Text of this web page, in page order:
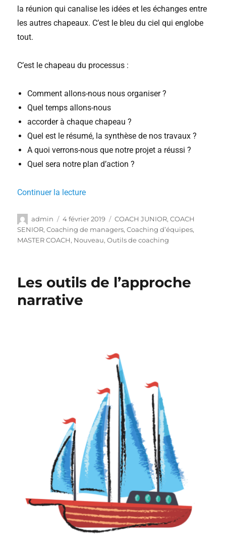
la réunion qui canalise les idées et les échanges entre
les autres chapeaux. C’est le bleu du ciel qui englobe
tout.
C’est le chapeau du processus :
Comment allons-nous nous organiser ?
Quel temps allons-nous
accorder à chaque chapeau ?
Quel est le résumé, la synthèse de nos travaux ?
A quoi verrons-nous que notre projet a réussi ?
Quel sera notre plan d’action ?
Continuer la lecture
admin 4 février 2019 COACH JUNIOR,COACH
SENIOR,Coaching de managers,Coaching d’équipes,
MASTER COACH, Nouveau,Outils de coaching
Les outils de l’approche
narrative